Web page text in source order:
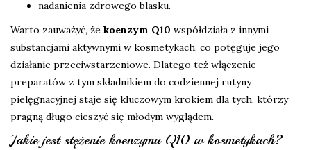
nadanienia zdrowego blasku.
Warto zauważyć, że koenzym Q10 współdziała z innymi
substancjami aktywnymi w kosmetykach, co potęguje jego
działanie przeciwstarzeniowe. Dlatego też włączenie
preparatów z tym składnikiem do codziennej rutyny
pielęgnacyjnej staje się kluczowym krokiem dla tych, którzy
pragną długo cieszyć się młodym wyglądem.
Jakie jest stężenie koenzymu Q10 w kosmetykach?